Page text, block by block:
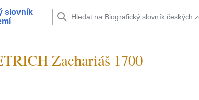
slovník
Zachariáš 1700